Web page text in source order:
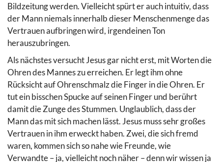
Bildzeitung werden. Vielleicht spürt er auch intuitiv, dass
der Mann niemals innerhalb dieser Menschenmenge das
Vertrauen aufbringen wird, irgendeinen Ton
herauszubringen.
Als nächstes versucht Jesus gar nicht erst, mit Worten die
Ohren des Mannes zu erreichen. Er legt ihm ohne
Rücksicht auf Ohrenschmalz die Finger in die Ohren. Er
tut ein bisschen Spucke auf seinen Finger und berührt
damit die Zunge des Stummen. Unglaublich, dass der
Mann das mit sich machen lässt. Jesus muss sehr großes
Vertrauen in ihm erweckt haben. Zwei, die sich fremd
waren, kommen sich so nahe wie Freunde, wie
Verwandte – ja, vielleicht noch näher – denn wir wissen ja